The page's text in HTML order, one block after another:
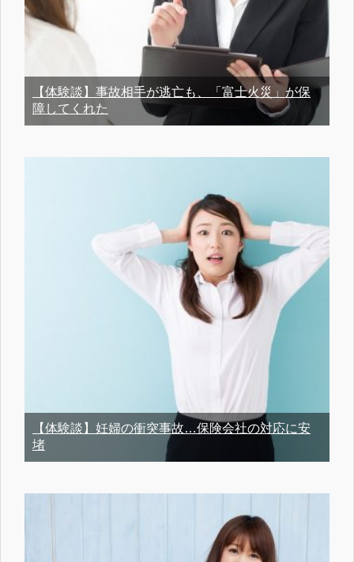
【体験談】事故相手が逃亡も、「富士火災」が保
障してくれた
【体験談】妊婦の衝突事故…保険会社の対応に安
堵